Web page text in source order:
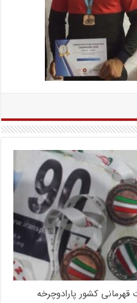
کشور پارادوچرخه